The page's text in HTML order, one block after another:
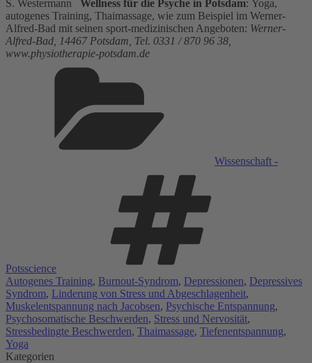
S. Westermann Wellness für die Psyche in Potsdam: Yoga,
autogenes Training, Thaimassage, wie zum Beispiel im Werner-
Alfred-Bad mit seinen sport-medizinischen Angeboten: Werner-
Alfred-Bad, 14467 Potsdam, Tel. 0331 / 870 96 38,
www.physiotherapie-potsdam.de
Wissenschaft -
Potsscience
Autogenes Training, Burnout-Syndrom, Depressionen, Depressives
Syndrom, Linderung von Stress und Abgeschlagenheit,
Muskelentspannung nach Jacobsen, Psychische Entspannung,
Psychosomatische Beschwerden, Stress und Nervosität,
Stressbedingte Beschwerden, Thaimassage, Tiefenentspannung,
Yoga
Kategorien